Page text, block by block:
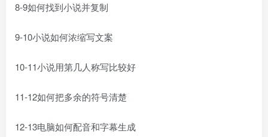
8-9如何找到小说并复制
9-10小说如何浓缩写文案
10-11小说用第几人称写比较好
11-12如何把多余的符号清楚
12-13电脑如何配音和字幕生成